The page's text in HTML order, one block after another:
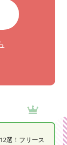
選！フリース